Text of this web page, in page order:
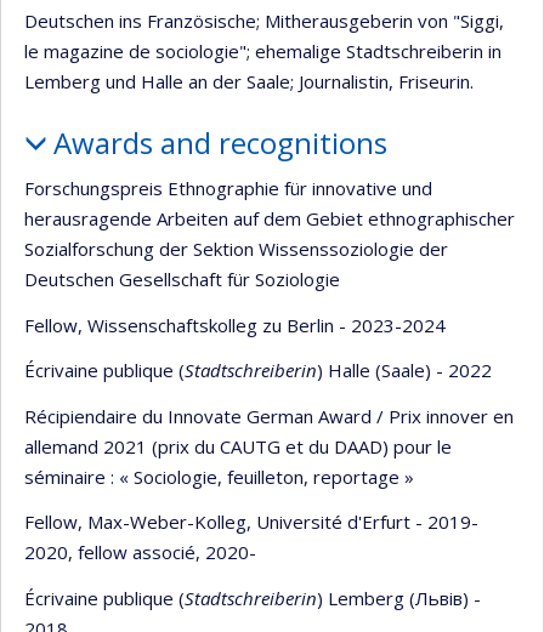
Deutschen ins Französische; Mitherausgeberin von "Siggi,
le magazine de sociologie"; ehemalige Stadtschreiberin in
Lemberg und Halle an der Saale; Journalistin, Friseurin.
Awards and recognitions
Forschungspreis Ethnographie für innovative und
herausragende Arbeiten auf dem Gebiet ethnographischer
Sozialforschung der Sektion Wissenssoziologie der
Deutschen Gesellschaft für Soziologie
Fellow, Wissenschaftskolleg zu Berlin - 2023-2024
Écrivaine publique (Stadtschreiberin) Halle (Saale) - 2022
Récipiendaire du Innovate German Award / Prix innover en
allemand 2021 (prix du CAUTG et du DAAD) pour le
séminaire : « Sociologie, feuilleton, reportage »
Fellow, Max-Weber-Kolleg, Université d'Erfurt - 2019-
2020, fellow associé, 2020-
Écrivaine publique (Stadtschreiberin) Lemberg (Львів) -